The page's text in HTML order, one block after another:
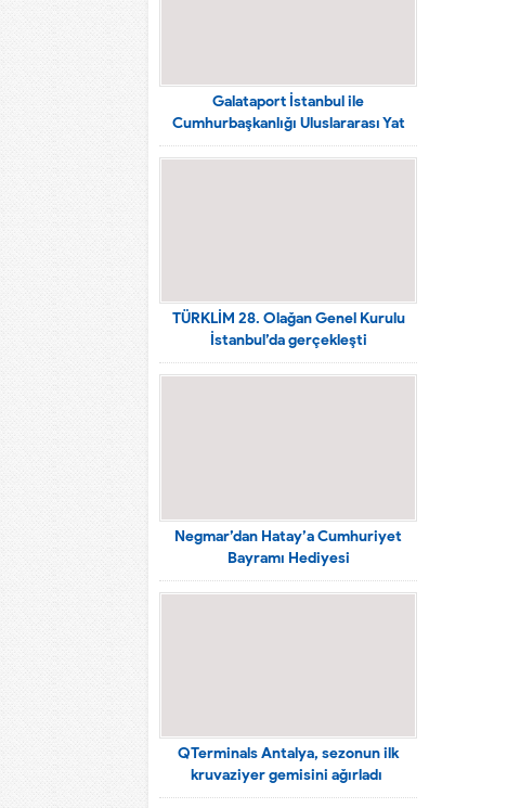
Galataport İstanbul ile
Cumhurbaşkanlığı Uluslararası Yat
Yarışları Karaköy sahiline taşınıyor
TÜRKLİM 28. Olağan Genel Kurulu
İstanbul’da gerçekleşti
Negmar’dan Hatay’a Cumhuriyet
Bayramı Hediyesi
QTerminals Antalya, sezonun ilk
kruvaziyer gemisini ağırladı